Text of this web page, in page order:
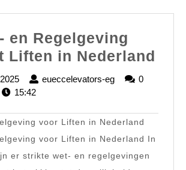
en Regelgeving
Liften in Nederland
15
februari
eueccelevators-eg
eueccelevators-
0
15:42
voor Liften in Nederland
voor Liften in Nederland In
er strikte wet- en regelgevingen